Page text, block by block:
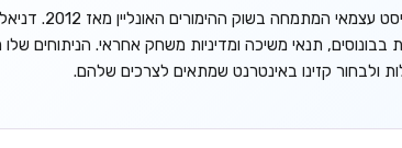
בבונוסים, תנאי משיכה ומדיניות משחק אחראי. הניתוחים
ולבחור קזינו באינטרנט שמתאים לצרכים שלהם.